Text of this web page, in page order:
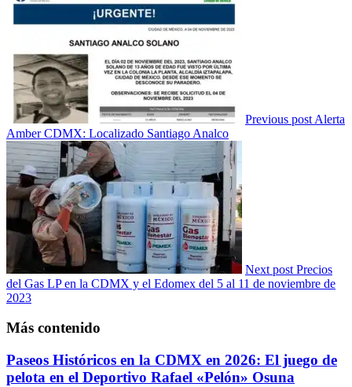
Previous post Alerta
Amber CDMX: Localizado Santiago Analco
Next post Precios
del Gas LP en la CDMX y el Edomex del 5 al 11 de noviembre de
2023
Más contenido
Paseos Históricos en la CDMX en 2026: El juego de
pelota en el Deportivo Rafael «Pelón» Osuna